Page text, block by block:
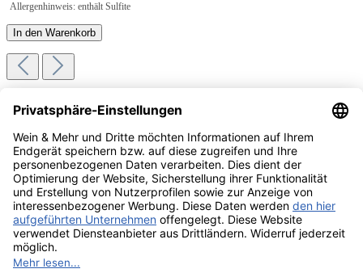
Allergenhinweis: enthält Sulfite
In den Warenkorb
Wein & Mehr Newsletter Anmeldung
Der Newsletter für Wein-Begierige! Jetzt anmelden und
Newsletter Rabatterhalten
E-Mail* Anmelden
Ich habe dieDatenschutzerklärung*
zur Kenntnis genommen
*Mit dem Klick auf "Anmelden", willigen Sie ein Werbung zu